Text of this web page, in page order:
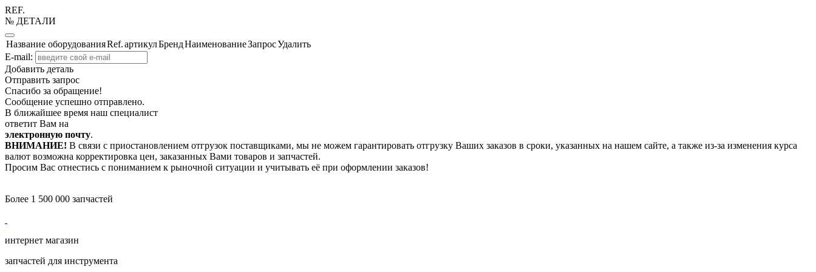
REF.
№ ДЕТАЛИ
Название оборудованияRef.артикулБрендНаименованиеЗапросУдалить
E-mail:
Добавить деталь
Отправить запрос
Спасибо за обращение!
Сообщение успешно отправлено.
В ближайшее время наш специалист
ответит Вам на
электронную почту.
ВНИМАНИЕ! В связи с приостановлением отгрузок поставщиками, мы не можем гарантировать отгрузку Ваших заказов в сроки, указанных на нашем сайте, а также из-за изменения курса
валют возможна корректировка цен, заказанных Вами товаров и запчастей.
Просим Вас отнестись с пониманием к рыночной ситуации и учитывать её при оформлении заказов!
Более 1 500 000 запчастей
интернет магазин
запчастей для инструмента